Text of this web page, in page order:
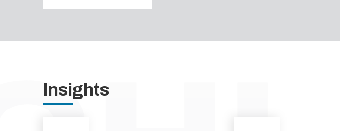
Insights